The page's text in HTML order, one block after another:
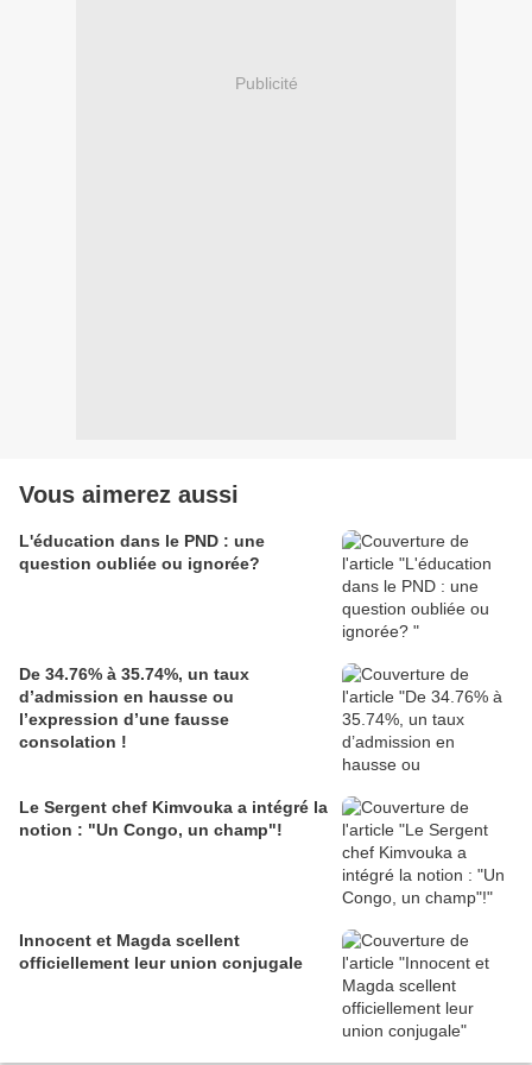
Publicité
Vous aimerez aussi
L'éducation dans le PND : une
question oubliée ou ignorée?
De 34.76% à 35.74%, un taux
d’admission en hausse ou
l’expression d’une fausse
consolation !
Le Sergent chef Kimvouka a intégré la
notion : "Un Congo, un champ"!
Innocent et Magda scellent
officiellement leur union conjugale